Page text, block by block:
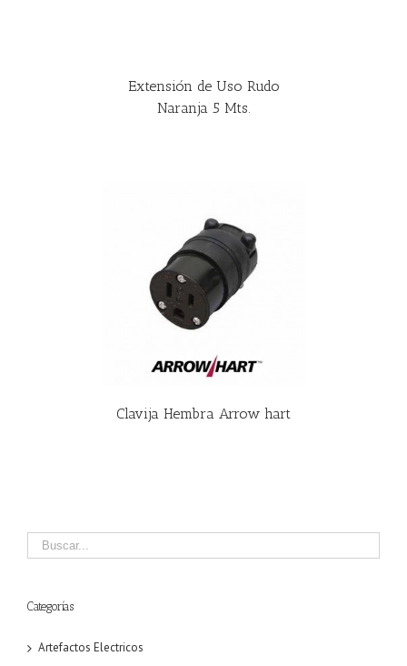
Extensión de Uso Rudo
Naranja 5 Mts.
Clavija Hembra Arrow hart
Categorías
Artefactos Electricos